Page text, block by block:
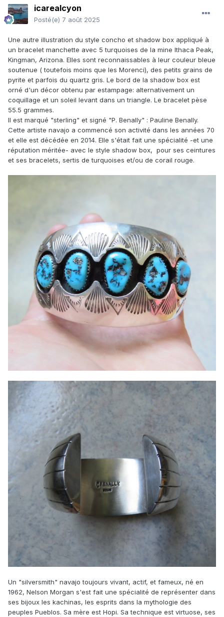
icarealcyon
Posté(e) 7 août 2025
Une autre illustration du style concho et shadow box appliqué à
un bracelet manchette avec 5 turquoises de la mine Ithaca Peak,
Kingman, Arizona. Elles sont reconnaissables à leur couleur bleue
soutenue ( toutefois moins que les Morenci), des petits grains de
pyrite et parfois du quartz gris. Le bord de la shadow box est
orné d'un décor obtenu par estampage: alternativement un
coquillage et un soleil levant dans un triangle. Le bracelet pèse
55.5 grammes.
Il est marqué "sterling" et signé "P. Benally" : Pauline Benally.
Cette artiste navajo a commencé son activité dans les années 70
et elle est décédée en 2014. Elle s'était fait une spécialité -et une
réputation méritée- avec le style shadow box, pour ses ceintures
et ses bracelets, sertis de turquoises et/ou de corail rouge.
Un "silversmith" navajo toujours vivant, actif, et fameux, né en
1962, Nelson Morgan s'est fait une spécialité de représenter dans
ses bijoux les kachinas, les esprits dans la mythologie des
peuples Pueblos. Sa mère est Hopi. Sa technique est virtuose, ses